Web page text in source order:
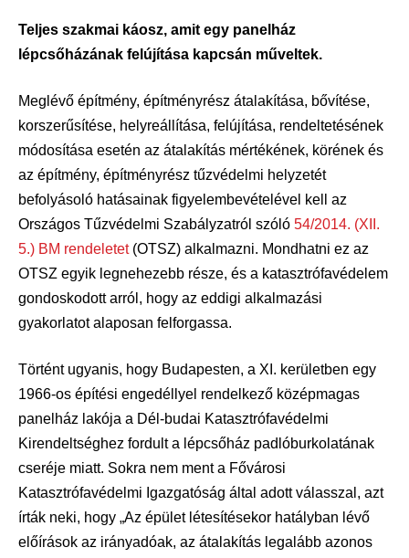
Teljes szakmai káosz, amit egy panelház
lépcsőházának felújítása kapcsán műveltek.
Meglévő építmény, építményrész átalakítása, bővítése,
korszerűsítése, helyreállítása, felújítása, rendeltetésének
módosítása esetén az átalakítás mértékének, körének és
az építmény, építményrész tűzvédelmi helyzetét
befolyásoló hatásainak figyelembevételével kell az
Országos Tűzvédelmi Szabályzatról szóló 54/2014. (XII.
5.) BM rendeletet(OTSZ) alkalmazni. Mondhatni ez az
OTSZ egyik legnehezebb része, és a katasztrófavédelem
gondoskodott arról, hogy az eddigi alkalmazási
gyakorlatot alaposan felforgassa.
Történt ugyanis, hogy Budapesten, a XI. kerületben egy
1966-os építési engedéllyel rendelkező középmagas
panelház lakója a Dél-budai Katasztrófavédelmi
Kirendeltséghez fordult a lépcsőház padlóburkolatának
cseréje miatt. Sokra nem ment a Fővárosi
Katasztrófavédelmi Igazgatóság által adott válasszal, azt
írták neki, hogy „Az épület létesítésekor hatályban lévő
előírások az irányadóak, az átalakítás legalább azonos